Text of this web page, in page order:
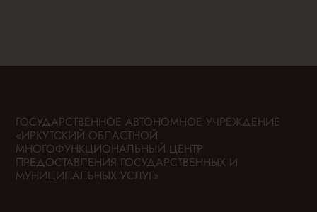
ГОСУДАРСТВЕННОЕ АВТОНОМНОЕ УЧРЕЖДЕНИЕ
«ИРКУТСКИЙ ОБЛАСТНОЙ
МНОГОФУНКЦИОНАЛЬНЫЙ ЦЕНТР
ПРЕДОСТАВЛЕНИЯ ГОСУДАРСТВЕННЫХ И
МУНИЦИПАЛЬНЫХ УСЛУГ»